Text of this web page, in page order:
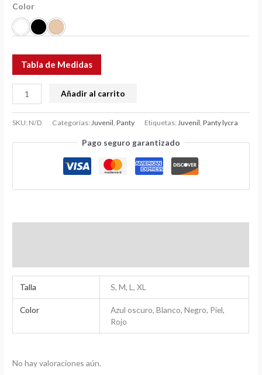
Color
Tabla de Medidas
Añadir al carrito
SKU: N/D Categorías:Juvenil,Panty Etiquetas:Juvenil,Panty lycra
Pago seguro garantizado
Talla S, M, L, XL
Color
Azul oscuro, Blanco, Negro, Piel,
Rojo
No hay valoraciones aún.